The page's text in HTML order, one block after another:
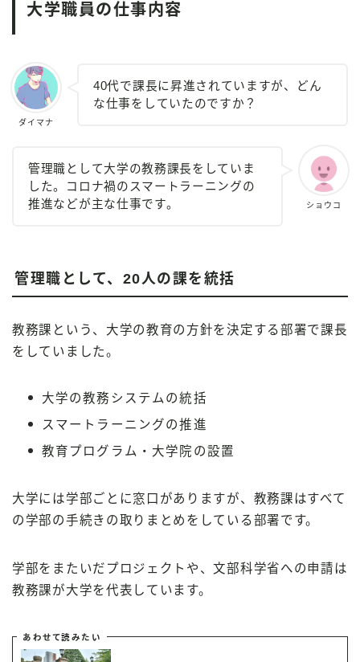
大学職員の仕事内容
ダイマナ
40代で課長に昇進されていますが、どん
な仕事をしていたのですか？
ショウコ
管理職として大学の教務課長をしていま
した。コロナ禍のスマートラーニングの
推進などが主な仕事です。
管理職として、20人の課を統括
教務課という、大学の教育の方針を決定する部署で課長
をしていました。
大学の教務システムの統括
スマートラーニングの推進
教育プログラム・大学院の設置
大学には学部ごとに窓口がありますが、教務課はすべて
の学部の手続きの取りまとめをしている部署です。
学部をまたいだプロジェクトや、文部科学省への申請は
教務課が大学を代表しています。
あわせて読みたい